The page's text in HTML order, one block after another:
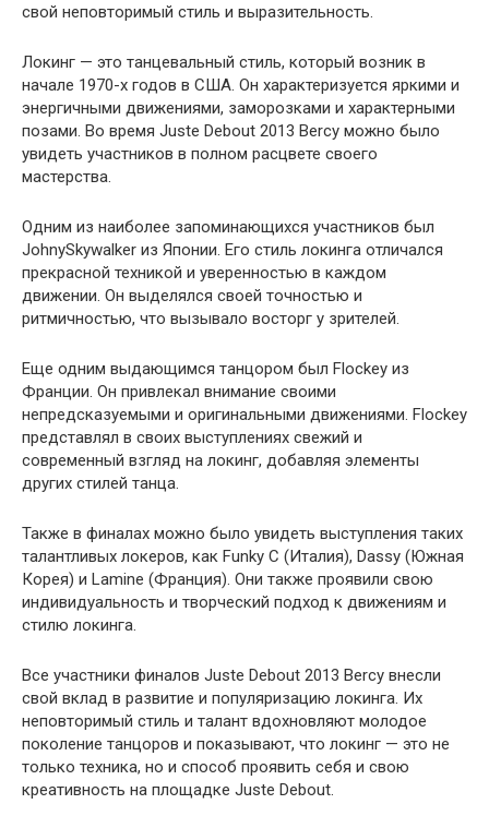
свой неповторимый стиль и выразительность.
Локинг — это танцевальный стиль, который возник в
начале 1970-х годов в США. Он характеризуется яркими и
энергичными движениями, заморозками и характерными
позами. Во время Juste Debout 2013 Bercy можно было
увидеть участников в полном расцвете своего
мастерства.
Одним из наиболее запоминающихся участников был
JohnySkywalker из Японии. Его стиль локинга отличался
прекрасной техникой и уверенностью в каждом
движении. Он выделялся своей точностью и
ритмичностью, что вызывало восторг у зрителей.
Еще одним выдающимся танцором был Flockey из
Франции. Он привлекал внимание своими
непредсказуемыми и оригинальными движениями. Flockey
представлял в своих выступлениях свежий и
современный взгляд на локинг, добавляя элементы
других стилей танца.
Также в финалах можно было увидеть выступления таких
талантливых локеров, как Funky C (Италия), Dassy (Южная
Корея) и Lamine (Франция). Они также проявили свою
индивидуальность и творческий подход к движениям и
стилю локинга.
Все участники финалов Juste Debout 2013 Bercy внесли
свой вклад в развитие и популяризацию локинга. Их
неповторимый стиль и талант вдохновляют молодое
поколение танцоров и показывают, что локинг — это не
только техника, но и способ проявить себя и свою
креативность на площадке Juste Debout.